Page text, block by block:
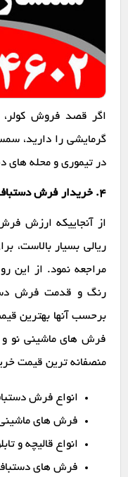
اگر قصد فروش کولر،
گرمایشی را دارید،
در تیموری و محله های
۴. خریدار فرش دستباف، ماشینی و تابلو فرش
از آنجاییکه ارزش
ریالی بسیار بالاست،
مراجعه نمود. از این
رنگ و قدمت فرش
برحسب آنها بهترین
فرش های ماشینی نو
منصفانه ترین قیمت
انواع فرش
فرش های ماشینی (۷۰۰، ۱۰۰۰ و ۱۲۰۰
انواع قالیچه و
فرش های